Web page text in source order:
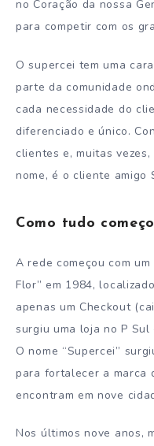
no Coração da nossa
para competir com os
O supercei tem uma
parte da comunidade
cada necessidade do
diferenciado e único.
clientes e, muitas
nome, é o cliente amigo
Como tudo
A rede começou com
Flor” em 1984,
apenas um Checkout
surgiu uma loja no P Sul
O nome “Supercei”
para fortalecer a marca
encontram em nove
Nos últimos nove anos,